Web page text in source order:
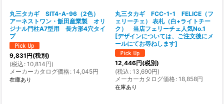
丸三タカギ SIT4-A-96（2色）
アーネストワン・飯田産業製 オリ
ジナル門柱A7型用 長方形4穴タイ
プ
9,831円(税別)
(税込 : 10,814円)
メーカーカタログ価格: 14,045円
在庫あり
丸三タカギ FCC-1-1 FELICE（フ
ェリーチェ） 表札（白+ライトチー
ク） 当店フェリーチェ人気No.1
[デザインについては、ご注文後にメ
ールにてお尋ねします]
12,446円(税別)
(税込 : 13,690円)
メーカーカタログ価格: 18,858円
在庫あり